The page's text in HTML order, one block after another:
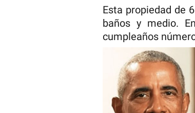
Esta propiedad de
baños y medio.
cumpleaños